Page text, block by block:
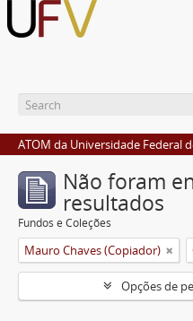
ATOM da Universidade Federal
Não foram
resultados
Fundos e Coleções
Mauro Chaves (Copiador)
Opções de